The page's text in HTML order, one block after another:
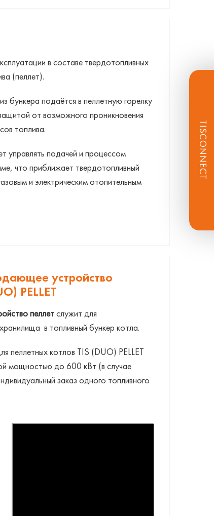
в составе твердотопливных
(пеллет).
подаётся в пеллетную горелку
от возможного проникновения
топлива.
управлять подачей и процессом
что приближает твердотопливный
и электрическим отопительным
устройство
PELLET
пеллет служит для
в топливный бункер котла.
пеллетных котлов TIS (DUO) PELLET
мощностью до 600 кВт (в случае
заказ одного топливного
TISCONNECT